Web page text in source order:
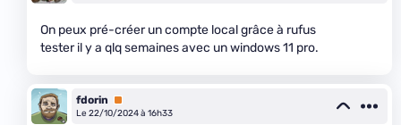
On peux pré-créer un compte local grâce à rufus
tester il y a qlq semaines avec un windows 11 pro.
fdorin
Premium
Le 22/10/2024 à 16h33